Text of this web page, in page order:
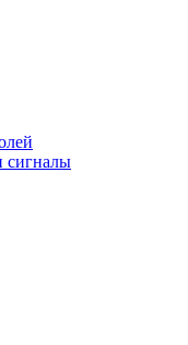
сигналы